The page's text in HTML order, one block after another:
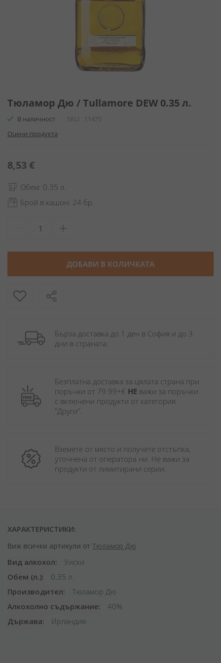
към
на
галерия
със
Тюламор Дю / Tullamore DEW 0.35 л.
В наличност SKU
11475
Оцени продукта
8,53 €
Обем: 0.35 л.
Брой в кашон: 24 бр.
ДОБАВИ В КОЛИЧКАТА
Бърза доставка до 1 ден в София и до 3
дни в страната.
Безплатна доставка за цялата страна при
поръчки от 79.99+€ НЕ важи за поръчки
с включени продукти от категория
"Други".
Вземете от място и получете отстъпка,
уточнена от оператора ни. Не важи за
продукти от лимитирани серии.
ХАРАКТЕРИСТИКИ:
Виж всички артикули от Тюламор Дю
Вид алкохол
Уиски
Обем (л.)
0.35 л.
Производител
Тюламор Дю
Алкохолно съдържание
40%
Държава
Ирландия